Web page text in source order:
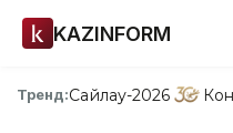
KAZINFORM
Тренд:Сайлау-2026